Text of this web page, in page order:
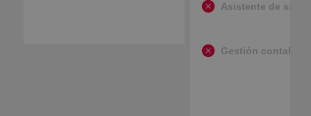
Asistente de salud
Gestión contable